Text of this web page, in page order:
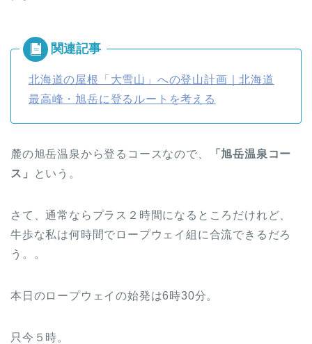
北海道の屋根「大雪山」への登山計画｜北海道
最高峰・旭岳に登るルートを考える
麓の旭岳温泉から登るコースなので、
「旭岳温泉コー
ス」
という。
さて、通常ならプラス２時間になるところだけれど、
牛歩な私は何時間でロープウェイ組に合流できるだろ
う。。
本日のロープウェイの始発は6時30分。
只今５時。